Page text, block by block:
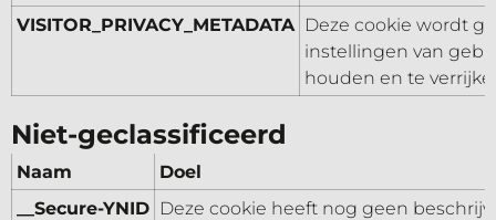
VISITOR_PRIVACY_METADATA Deze cookie wordt
instellingen van
houden en te
Niet-geclassificeerd
Naam
Doel
__Secure-YNID Deze cookie heeft nog geen